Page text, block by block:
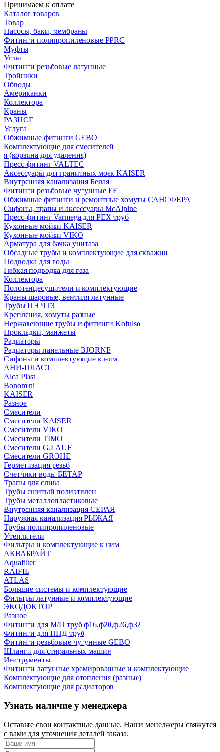
Принимаем к оплате
Каталог товаров
Товар
Насосы, баки, мембраны
Фитинги полипропиленовые PPRC
Муфты
Углы
Фитинги резьбовые латунные
Тройники
Обводы
Американки
Коллектора
Краны
РАЗНОЕ
Услуга
Обжимные фитинги GEBO
Комплектующие для смесителей
я (корзина для удаления)
Пресс-фитинг VALTEC
Аксессуары для гранитных моек KAISER
Внутренняя канализация Белая
Фитинги резьбовые чугунные EE
Обжимные фитинги и ремонтные хомуты САНСФЕРА
Сифоны, трапы и аксессуары McAlpine
Пресс-фитинг Varmega для PEX труб
Кухонные мойки KAISER
Кухонные мойки VIKO
Арматура для бачка унитаза
Обсадные трубы и комплектующие для скважин
Подводка для воды
Гибкая подводка для газа
Коллектора
Полотенцесушители и комплектующие
Краны шаровые, вентиля латунные
Трубы ПЭ ЧТЗ
Крепления, хомуты разные
Нержавеющие трубы и фитинги Kofulso
Прокладки, манжеты
Радиаторы
Радиаторы панельные BJORNE
Сифоны и комплектующие к ним
АНИ-ПЛАСТ
Alca Plast
Bonomini
KAISER
Разное
Смесители
Смесители KAISER
Смесители VIKO
Смесители TIMO
Смесители G.LAUF
Смесители GROHE
Герметизация резьб
Счетчики воды БЕТАР
Трапы для слива
Трубы сшитый полиэтилен
Трубы металлопластиковые
Внутренняя канализация СЕРАЯ
Наружная канализация РЫЖАЯ
Трубы полипропиленовые
Утеплители
Фильтры и комплектующие к ним
АКВАБРАЙТ
Aquafilter
RAIFIL
ATLAS
Большие системы и комплектующие
Фильтры латунные и комплектующие
ЭКОДОКТОР
Разное
Фитинги для М/П труб ф16,ф20,ф26,ф32
Фитинги для ПНД труб
Фитинги резьбовые чугунные GEBO
Шланги для стиральных машин
Инструменты
Фитинги латунные хромированные и комплектующие
Комплектующие для отопления (разные)
Комплектующие для радиаторов
Узнать наличие у менеджера
Оставьте свои контактные данные. Наши менеджеры свяжутся
с вами для уточнения деталей заказа.